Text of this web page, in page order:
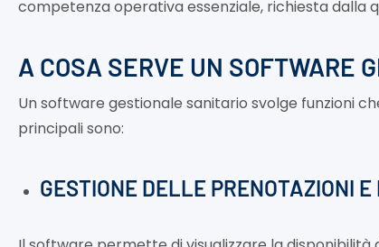
competenza operativa essenziale, richiesta dalla
A COSA SERVE UN SOFTWARE
Un software gestionale sanitario svolge funzioni
principali sono:
GESTIONE DELLE PRENOTAZIONI E